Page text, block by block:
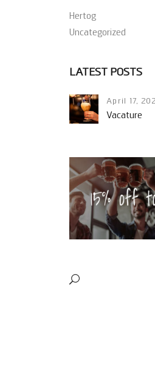
Hertog
Uncategorized
LATEST POSTS
April 17,
Vacature